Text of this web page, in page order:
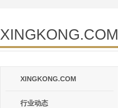
XINGKONG.COM
XINGKONG.COM
行业动态